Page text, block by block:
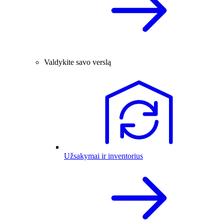
Valdykite savo verslą
Užsakymai ir inventorius